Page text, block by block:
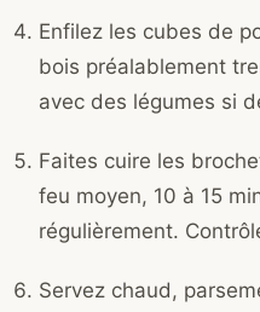
Enfilez les cubes de
bois préalablement
avec des légumes si
Faites cuire les
feu moyen, 10 à 15
régulièrement.
Servez chaud,